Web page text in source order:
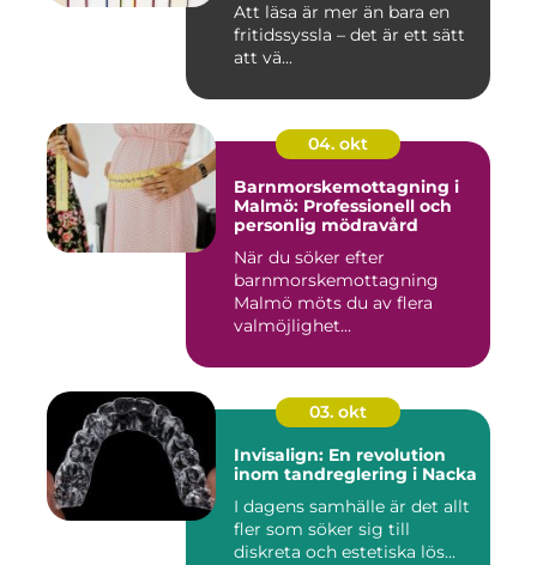
Att läsa är mer än bara en
fritidssyssla – det är ett sätt
att vä...
04. okt
Barnmorskemottagning i
Malmö: Professionell och
personlig mödravård
När du söker efter
barnmorskemottagning
Malmö möts du av flera
valmöjlighet...
03. okt
Invisalign: En revolution
inom tandreglering i Nacka
I dagens samhälle är det allt
fler som söker sig till
diskreta och estetiska lös...